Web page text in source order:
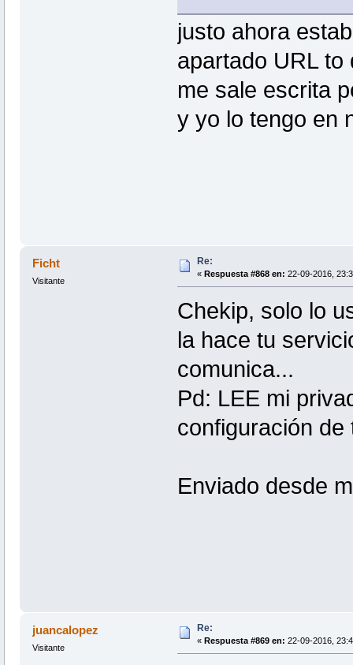
justo ahora
apartado URL to
me sale escrita
y yo lo tengo en
Ficht
Visitante
Re:
« Respuesta #868 en: 22-09-2016,
Chekip, solo lo
la hace tu
comunica...
Pd: LEE mi
configuración de
Enviado desde
juancalopez
Visitante
Re:
« Respuesta #869 en: 22-09-2016,